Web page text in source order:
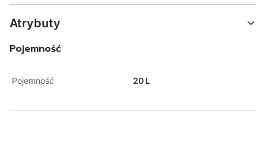
Atrybuty
Pojemność
Pojemność 20 L